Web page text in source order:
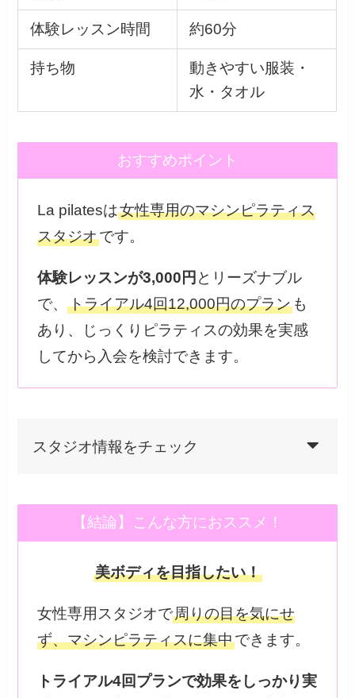
体験レッスン時間 約60分
持ち物
動きやすい服装・
水・タオル
おすすめポイント
La pilatesは女性専用のマシンピラティス
スタジオです。
体験レッスンが3,000円 とリーズナブル
で、 トライアル4回12,000円のプランも
あり、じっくりピラティスの効果を実感
してから入会を検討できます。
スタジオ情報をチェック
【結論】こんな方におススメ！
美ボディを目指したい！
女性専用スタジオで周りの目を気にせ
ず、マシンピラティスに集中できます。
トライアル4回プランで効果をしっかり実